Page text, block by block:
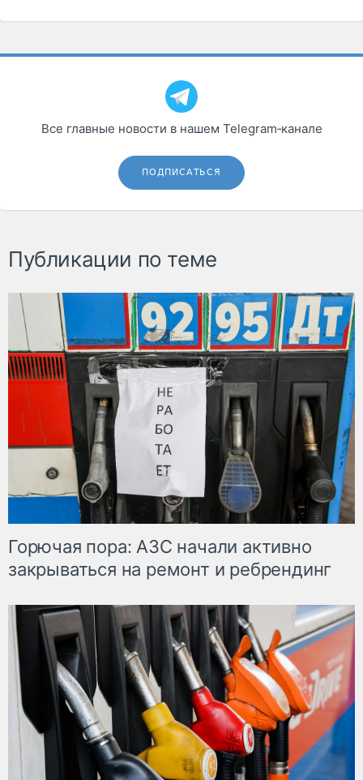
Все главные новости в нашем Telegram‑канале
ПОДПИСАТЬСЯ
Публикации по теме
Горючая пора: АЗС начали активно
закрываться на ремонт и ребрендинг